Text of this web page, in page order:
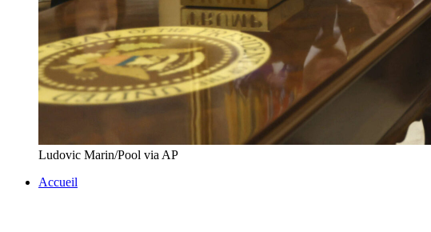
Ludovic Marin/Pool via AP
Accueil